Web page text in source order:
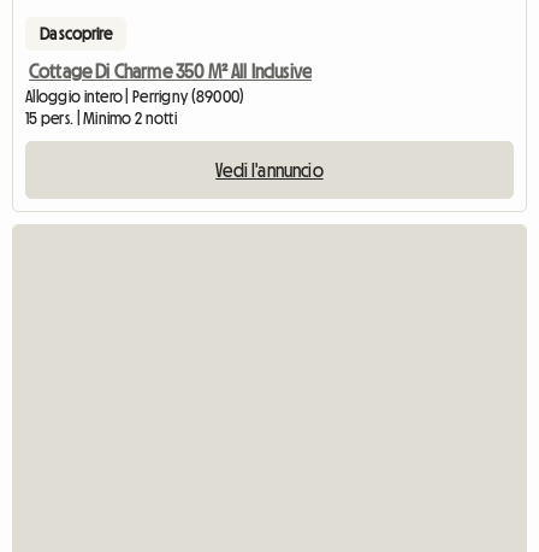
Da scoprire
Cottage Di Charme 350 M² All Inclusive
Alloggio intero | Perrigny (89000)
15 pers. | Minimo 2 notti
Vedi l'annuncio